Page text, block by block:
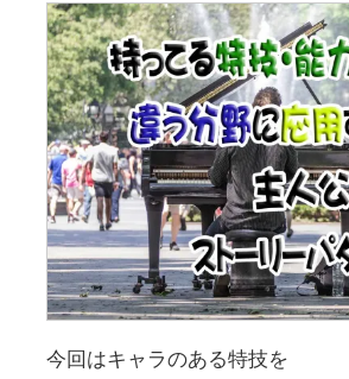
今回はキャラのある特技を